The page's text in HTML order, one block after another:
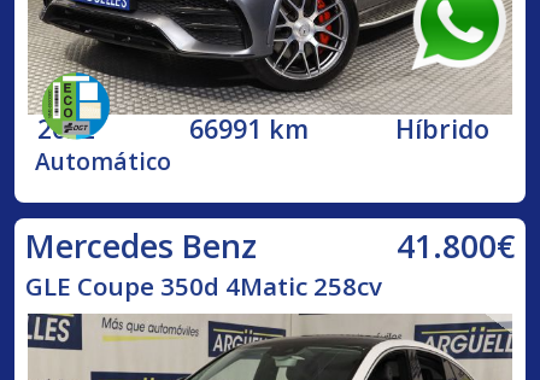
2022 66991 km Híbrido
Automático
Mercedes Benz 41.800€
GLE Coupe 350d 4Matic 258cv